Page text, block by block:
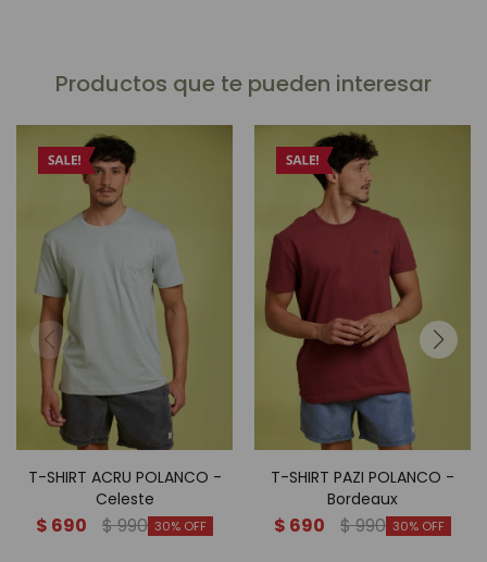
Productos que te pueden interesar
T-SHIRT ACRU POLANCO -
Celeste
$ 690 $990 30
T-SHIRT PAZI POLANCO -
Bordeaux
$ 690 $990 30